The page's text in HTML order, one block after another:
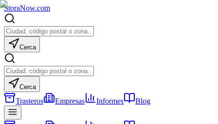
StoraNow.com
Cerca
Cerca
Trasteros Empresas Informes Blog